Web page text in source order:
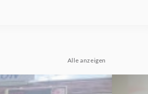
Alle anzeigen